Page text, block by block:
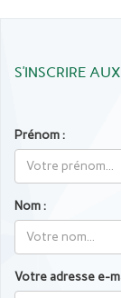
S’INSCRIRE
Prénom :
Nom :
Votre adresse e-